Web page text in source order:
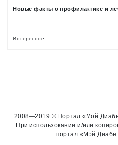
Новые факты о профилактике и
Интересное
2008—2019 © Портал «Мой
При использовании и/или
портал «Мой